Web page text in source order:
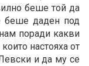
беше той да
беше даден под
поради какви
настояха от
и да му се